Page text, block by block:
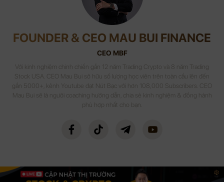
FOUNDER & CEO MAU BUI FINANCE
CEO MBF
Với kinh nghiệm chinh chiến gần 12 năm Trading Crypto và 8 năm Trading
Stock USA. CEO Mau Bui sở hữu số lượng học viên trên toàn cầu lên đến
gần 5000+, kênh Youtube đạt Nút Bạc với hơn 108,000 Subscribers. CEO
Mau Bui sẽ là người coaching hướng dẫn, chia sẻ kinh nghiệm & đồng hành
phù hợp nhất cho bạn.